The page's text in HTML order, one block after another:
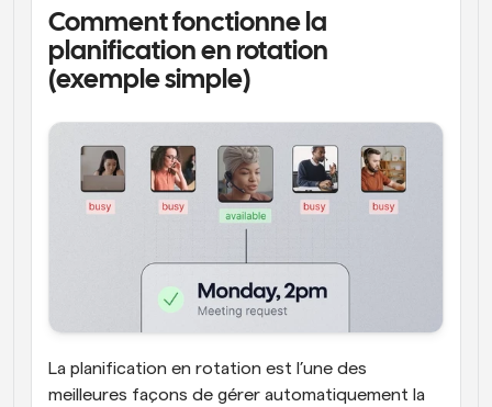
Comment fonctionne la
planification en rotation
(exemple simple)
La planification en rotation est l’une des
meilleures façons de gérer automatiquement la